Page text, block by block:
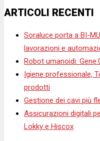
ARTICOLI RECENTI
Soraluce porta a BI-
lavorazioni e
Robot umanoidi:
Igiene professionale,
prodotti
Gestione dei cavi più
Assicurazioni digitali
Lokky e Hiscox